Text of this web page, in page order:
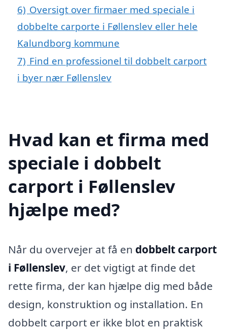
6) Oversigt over firmaer med speciale i
dobbelte carporte i Føllenslev eller hele
Kalundborg kommune
7) Find en professionel til dobbelt carport
i byer nær Føllenslev
Hvad kan et firma med
speciale i dobbelt
carport i Føllenslev
hjælpe med?
Når du overvejer at få en dobbelt carport
i Føllenslev, er det vigtigt at finde det
rette firma, der kan hjælpe dig med både
design, konstruktion og installation. En
dobbelt carport er ikke blot en praktisk